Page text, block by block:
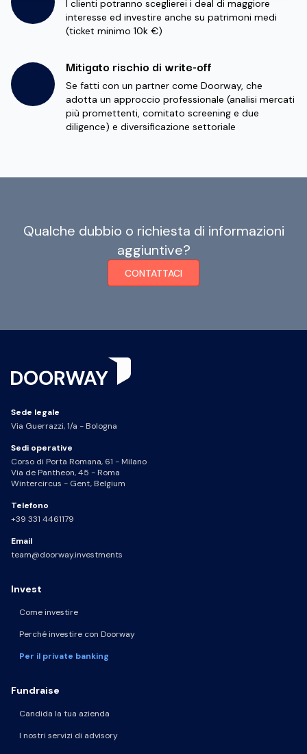
I clienti potranno sceglierei i deal di maggiore
interesse ed investire anche su patrimoni medi
(ticket minimo 10k €)
Mitigato rischio di write-off
Se fatti con un partner come Doorway, che
adotta un approccio professionale (analisi mercati
più promettenti, comitato screening e due
diligence) e diversificazione settoriale
Qualche dubbio o richiesta di informazioni
aggiuntive?
CONTATTACI
Sede legale
Via Guerrazzi, 1/a - Bologna
Sedi operative
Corso di Porta Romana, 61 - Milano
Via de Pantheon, 45 - Roma
Wintercircus - Gent, Belgium
Telefono
+39 331 4461179
Email
team@doorway.investments
Invest
Come investire
Perché investire con Doorway
Per il private banking
Fundraise
Candida la tua azienda
I nostri servizi di advisory